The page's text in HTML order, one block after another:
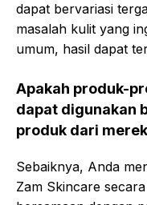
dapat bervariasi
masalah kulit yang
umum, hasil dapat
Apakah produk-
dapat digunakan
produk dari
Sebaiknya, Anda
Zam Skincare